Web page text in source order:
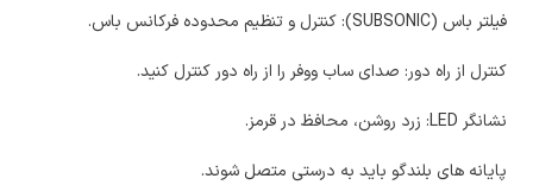
فیلتر باس (SUBSONIC): کنترل و تنظیم محدوده فرکانس باس.
کنترل از راه دور: صدای ساب ووفر را از راه دور کنترل کنید.
نشانگر LED: زرد روشن، محافظ در قرمز.
پایانه های بلندگو باید به درستی متصل شوند.